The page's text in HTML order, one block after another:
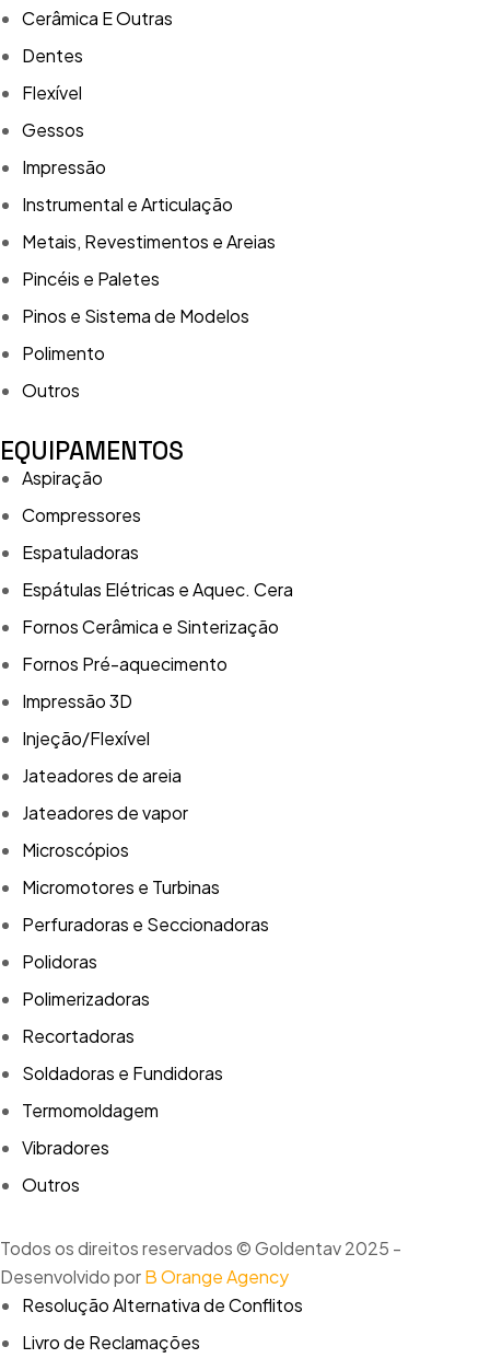
Cerâmica E Outras
Dentes
Flexível
Gessos
Impressão
Instrumental e Articulação
Metais, Revestimentos e Areias
Pincéis e Paletes
Pinos e Sistema de Modelos
Polimento
Outros
EQUIPAMENTOS
Aspiração
Compressores
Espatuladoras
Espátulas Elétricas e Aquec. Cera
Fornos Cerâmica e Sinterização
Fornos Pré-aquecimento
Impressão 3D
Injeção/Flexível
Jateadores de areia
Jateadores de vapor
Microscópios
Micromotores e Turbinas
Perfuradoras e Seccionadoras
Polidoras
Polimerizadoras
Recortadoras
Soldadoras e Fundidoras
Termomoldagem
Vibradores
Outros
Todos os direitos reservados © Goldentav 2025 -
Desenvolvido porB Orange Agency
Resolução Alternativa de Conflitos
Livro de Reclamações